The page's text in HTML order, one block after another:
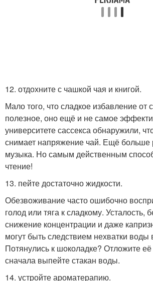
12. отдохните с чашкой чая и книгой.
Мало того, что сладкое избавление от
полезное, оно ещё и не самое
университете сассекса обнаружили,
снимает напряжение чай. Ещё больше
музыка. Но самым действенным
чтение!
13. пейте достаточно жидкости.
Обезвоживание часто ошибочно
голод или тяга к сладкому. Усталость,
снижение концентрации и даже
могут быть следствием нехватки воды
Потянулись к шоколадке? Отложите
сначала выпейте стакан воды.
14. устройте ароматерапию.